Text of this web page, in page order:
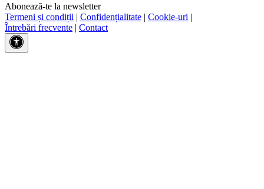
Abonează-te la newsletter
Termeni și condiții | Confidențialitate | Cookie-uri |
Întrebări frecvente | Contact